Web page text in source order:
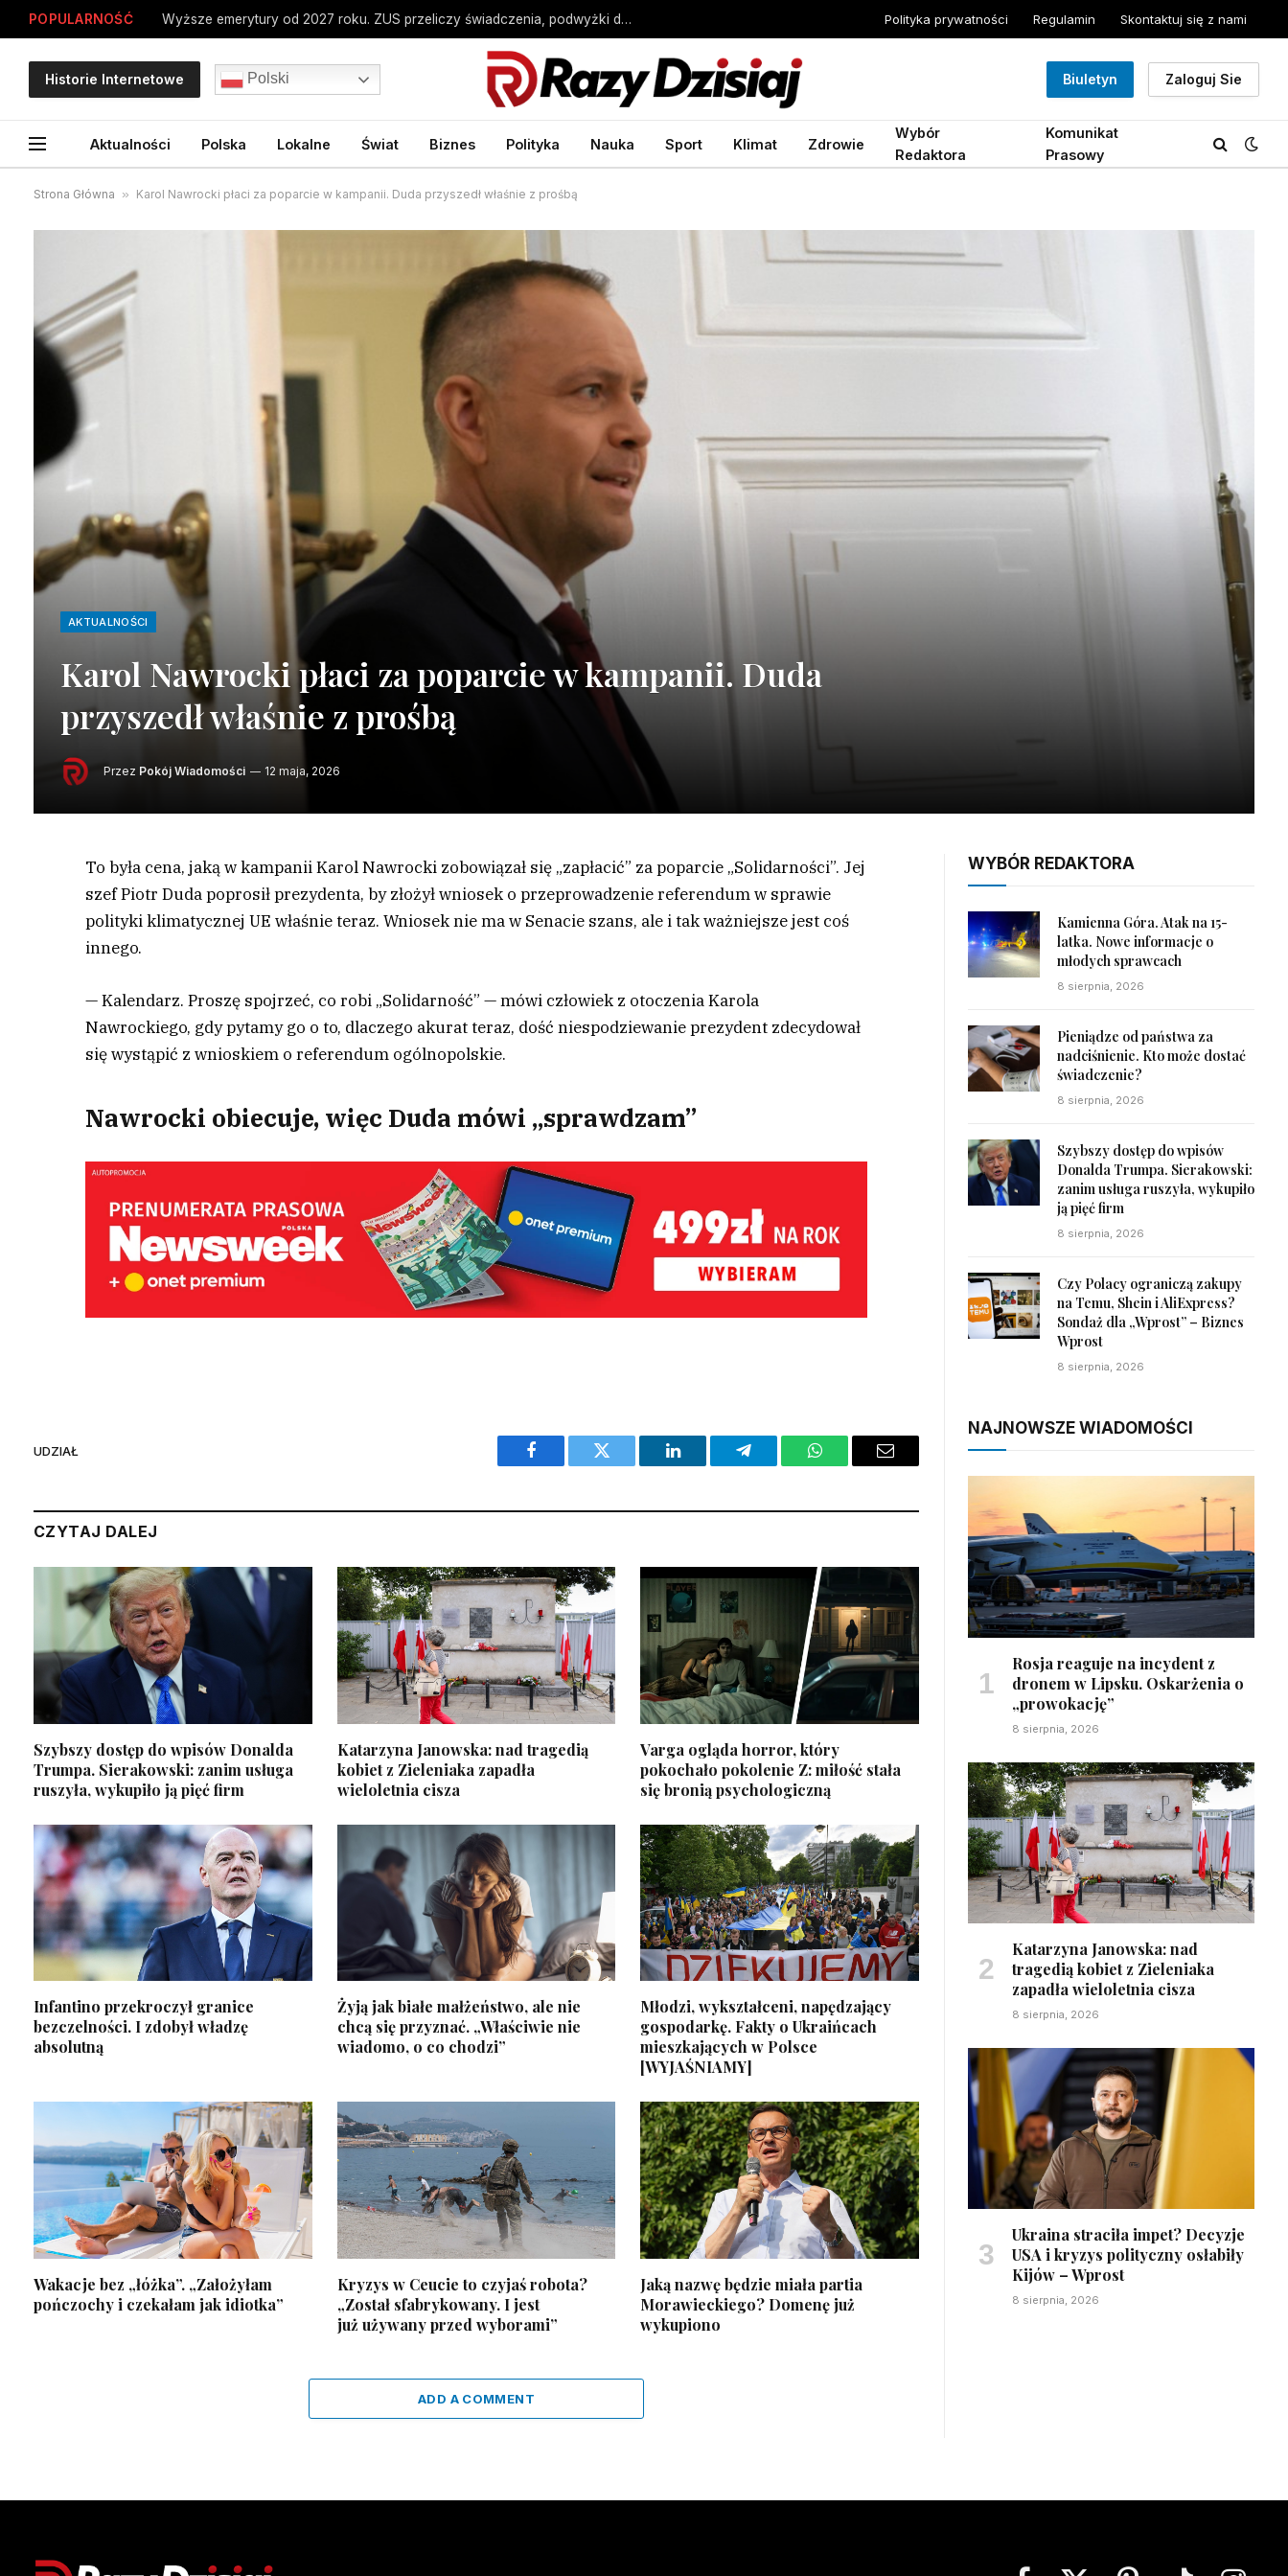
POPULARNOŚĆ Wyższe emerytury od 2027 roku. ZUS przeliczy świadczenia, podwyżki do 552 zł brutto – Biznes Wprost Polityka prywatności Regulamin Skontaktuj się z nami
Historie Internetowe Polski Biuletyn Zaloguj Sie
Aktualności Polska Lokalne Świat Biznes Polityka Nauka Sport Klimat Zdrowie
Wybór
Redaktora
Komunikat
Prasowy
Strona Główna » Karol Nawrocki płaci za poparcie w kampanii. Duda przyszedł właśnie z prośbą
AKTUALNOŚCI
Karol Nawrocki płaci za poparcie w kampanii. Duda
przyszedł właśnie z prośbą
Przez Pokój Wiadomości 12 maja, 2026
To była cena, jaką w kampanii Karol Nawrocki zobowiązał się „zapłacić” za poparcie „Solidarności”. Jej
szef Piotr Duda poprosił prezydenta, by złożył wniosek o przeprowadzenie referendum w sprawie
polityki klimatycznej UE właśnie teraz. Wniosek nie ma w Senacie szans, ale i tak ważniejsze jest coś
innego.
— Kalendarz. Proszę spojrzeć, co robi „Solidarność” — mówi człowiek z otoczenia Karola
Nawrockiego, gdy pytamy go o to, dlaczego akurat teraz, dość niespodziewanie prezydent zdecydował
się wystąpić z wnioskiem o referendum ogólnopolskie.
Nawrocki obiecuje, więc Duda mówi „sprawdzam”
UDZIAŁ
Facebook Twitter LinkedIn Telegram WhatsAppEmail
CZYTAJ DALEJ
Szybszy dostęp do wpisów Donalda
Trumpa. Sierakowski: zanim usługa
ruszyła, wykupiło ją pięć firm
Katarzyna Janowska: nad tragedią
kobiet z Zieleniaka zapadła
wieloletnia cisza
Varga ogląda horror, który
pokochało pokolenie Z: miłość stała
się bronią psychologiczną
Infantino przekroczył granice
bezczelności. I zdobył władzę
absolutną
Żyją jak białe małżeństwo, ale nie
chcą się przyznać. „Właściwie nie
wiadomo, o co chodzi”
Młodzi, wykształceni, napędzający
gospodarkę. Fakty o Ukraińcach
mieszkających w Polsce
[WYJAŚNIAMY]
Wakacje bez „łóżka”. „Założyłam
pończochy i czekałam jak idiotka”
Kryzys w Ceucie to czyjaś robota?
„Został sfabrykowany. I jest
już używany przed wyborami”
Jaką nazwę będzie miała partia
Morawieckiego? Domenę już
wykupiono
ADD A COMMENT
WYBÓR REDAKTORA
Kamienna Góra. Atak na 15-
latka. Nowe informacje o
młodych sprawcach
8 sierpnia, 2026
Pieniądze od państwa za
nadciśnienie. Kto może dostać
świadczenie?
8 sierpnia, 2026
Szybszy dostęp do wpisów
Donalda Trumpa. Sierakowski:
zanim usługa ruszyła, wykupiło
ją pięć firm
8 sierpnia, 2026
Czy Polacy ograniczą zakupy
na Temu, Shein i AliExpress?
Sondaż dla „Wprost” – Biznes
Wprost
8 sierpnia, 2026
NAJNOWSZE WIADOMOŚCI
Rosja reaguje na incydent z
dronem w Lipsku. Oskarżenia o
„prowokację”
8 sierpnia, 2026
Katarzyna Janowska: nad
tragedią kobiet z Zieleniaka
zapadła wieloletnia cisza
8 sierpnia, 2026
Ukraina straciła impet? Decyzje
USA i kryzys polityczny osłabiły
Kijów – Wprost
8 sierpnia, 2026